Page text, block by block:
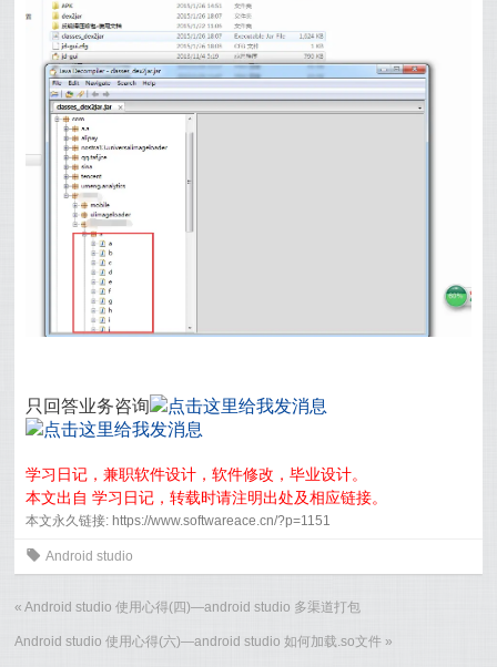
只回答业务咨询
学习日记，兼职软件设计，软件修改，毕业设计。
本文出自 学习日记，转载时请注明出处及相应链接。
本文永久链接: https://www.softwareace.cn/?p=1151
0 Android studio
«Android studio 使用心得(四)—android studio 多渠道打包
Android studio 使用心得(六)—android studio 如何加载.so文件 »